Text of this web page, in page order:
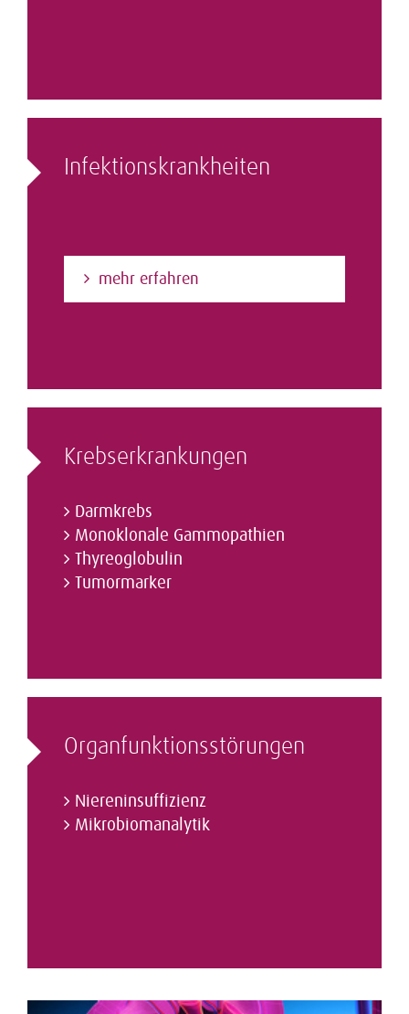
Infektions­krankheiten
mehr erfahren
Krebs­erkrankungen
Darmkrebs
Monoklonale Gammopathien
Thyreoglobulin
Tumormarker
Organfunktions­störungen
Niereninsuffizienz
Mikrobiomanalytik